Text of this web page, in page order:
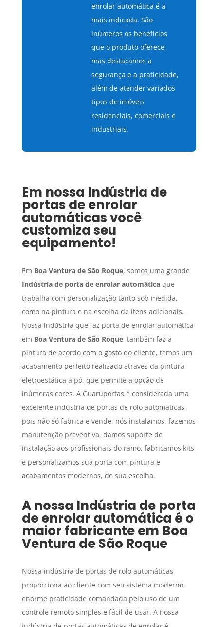
enrolar automática é a
mais indicada. São
inúmeros os benefícios
que o produto oferece,
mas destacamos a
segurança e a praticidade,
além de atender variados
tipos de imóveis
residenciais, comerciais e
industriais.
Em nossa Indústria de
portas de enrolar
automáticasvocê
customiza seu
equipamento!
Em Boa Ventura de São Roque, somos uma grande
Indústria de porta de enrolar automáticaque
trabalha com personalização tanto sob medida,
como na pintura e na escolha de itens adicionais.
Nossa indústria que faz porta de enrolar automática
em Boa Ventura de São Roque, também faz a
pintura de acordo com o gosto do cliente, temos um
acabamento perfeito realizado através da pintura
eletroestática a pó, que permite a opção de
inúmeras cores. A Guaruportas é considerada uma
excelente indústria de portas de rolo automáticas,
pois não só fabrica e vende, nós instalamos, fazemos
manutenção preventiva, damos suporte de
instalação aos profissionais do ramo, fabricamos kits
e personalizamos sua porta com pintura e
acabamentos modernos, de sua escolha.
A nossa Indústria de porta
de enrolar automática é o
maior fabricante em Boa
Ventura de São Roque
Nossa indústria de portas de rolo automáticas
proporciona ao cliente com seu sistema moderno,
enorme praticidade comandada pelo uso de um
controle remoto simples e fácil de usar. A nossa